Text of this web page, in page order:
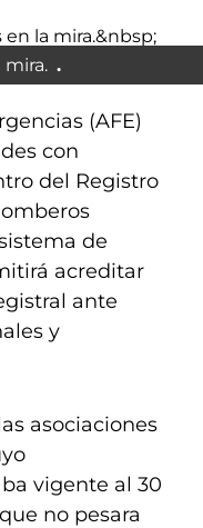
mira.
(AFE)
con
del Registro
de
acreditar
ante
y
asociaciones
vigente al 30
no pesara